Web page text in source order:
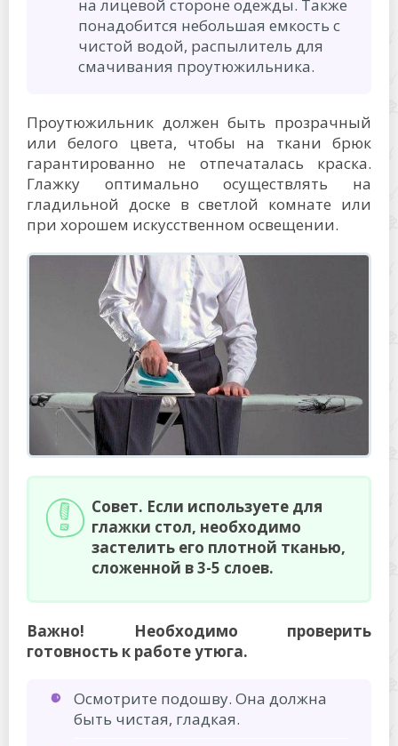
на лицевой стороне одежды. Также
понадобится небольшая емкость с
чистой водой, распылитель для
смачивания проутюжильника.
Проутюжильник должен быть прозрачный
или белого цвета, чтобы на ткани брюк
гарантированно не отпечаталась краска.
Глажку оптимально осуществлять на
гладильной доске в светлой комнате или
при хорошем искусственном освещении.
Совет. Если используете для
глажки стол, необходимо
застелить его плотной тканью,
сложенной в 3-5 слоев.
Важно! Необходимо проверить
готовность к работе утюга.
Осмотрите подошву. Она должна
быть чистая, гладкая.